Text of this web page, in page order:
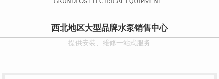
西北地区大型品牌水泵销售中心
提供安装、维修一站式服务